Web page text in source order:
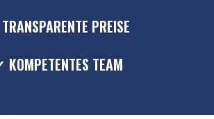
PREISE
KOMPETENTES TEAM